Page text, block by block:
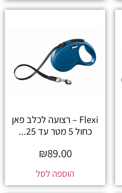
Flexi – רצועה לכלב פאן
כחול 5 מטר עד 25...
₪89.00
הוספה לסל